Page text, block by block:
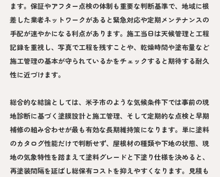
ます。保証やアフター点検の体制も重要な判断基準で、地域に根
差した業者ネットワークがあると緊急対応や定期メンテナンスの
手配が速やかになる利点があります。施工当日は天候管理と工程
記録を重視し、写真で工程を残すことや、乾燥時間や塗布量など
施工管理の基本が守られているかをチェックすると期待する耐久
性に近づけます。
総合的な結論としては、米子市のような気候条件下では事前の現
地診断に基づく塗膜設計と施工管理、そして定期的な点検と早期
補修の組み合わせが最も有効な長期維持策になります。単に塗料
のカタログ性能だけで判断せず、屋根材の種類や下地の状態、現
地の気象特性を踏まえて塗料グレードと下塗り仕様を決めると、
再塗装間隔を延ばし総保有コストを抑えやすくなります。見積も